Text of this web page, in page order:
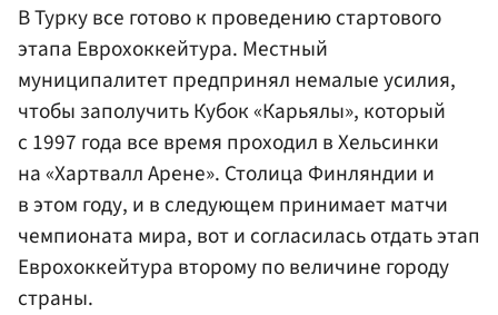
В Турку все готово к проведению стартового
этапа Еврохоккейтура. Местный
муниципалитет предпринял немалые усилия,
чтобы заполучить Кубок «Карьялы», который
с 1997 года все время проходил в Хельсинки
на «Хартвалл Арене». Столица Финляндии и
в этом году, и в следующем принимает матчи
чемпионата мира, вот и согласилась отдать этап
Еврохоккейтура второму по величине городу
страны.